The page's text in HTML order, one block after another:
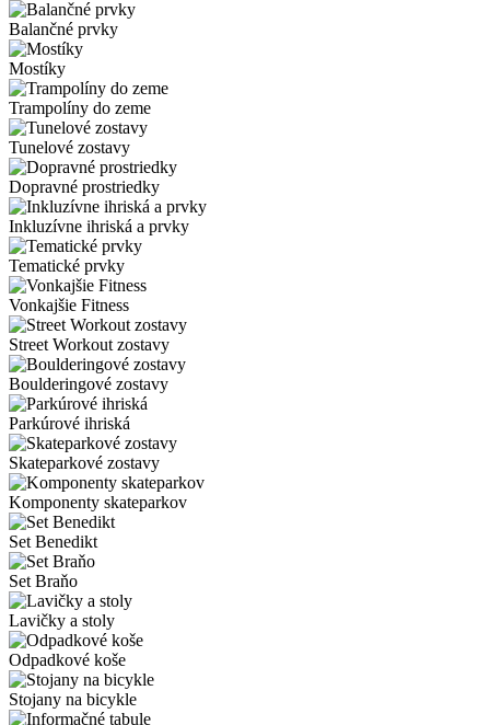
Balančné prvky
Mostíky
Trampolíny do zeme
Tunelové zostavy
Dopravné prostriedky
Inkluzívne ihriská a prvky
Tematické prvky
Vonkajšie Fitness
Street Workout zostavy
Boulderingové zostavy
Parkúrové ihriská
Skateparkové zostavy
Komponenty skateparkov
Set Benedikt
Set Braňo
Lavičky a stoly
Odpadkové koše
Stojany na bicykle